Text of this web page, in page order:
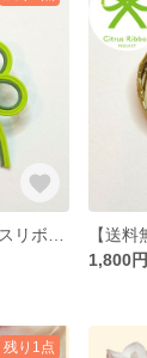
1,800円
残り1点